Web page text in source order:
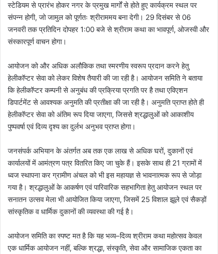
स्टेडियम से प्रारंभ होकर नगर के प्रमुख मार्गों से होते हुए कार्यक्रम स्थल पर
संपन्न होगी, जो जामुल को पूर्णतः श्रीराममय बना देगी। 29 दिसंबर से 06
जनवरी तक प्रतिदिन दोपहर 1:00 बजे से श्रीराम कथा का भावपूर्ण, ओजस्वी और
संस्कारपूर्ण वाचन होगा।
आयोजन को और अधिक अलौकिक तथा स्मरणीय स्वरूप प्रदान करने हेतु
हेलीकॉप्टर सेवा को लेकर विशेष तैयारी की जा रही है। आयोजन समिति ने बताया
कि हेलीकॉप्टर कम्पनी से अनुबंध की प्रक्रिया प्रगति पर है तथा एविएशन
डिपार्टमेंट से आवश्यक अनुमति की प्रतीक्षा की जा रही है। अनुमति प्राप्त होते ही
हेलीकॉप्टर सेवा को अंतिम रूप दिया जाएगा, जिससे श्रद्धालुओं को आकाशीय
पुष्पवर्षा एवं दिव्य दृश्य का दुर्लभ अनुभव प्राप्त होगा।
जनसंपर्क अभियान के अंतर्गत अब तक एक लाख से अधिक घरों, दुकानों एवं
कार्यालयों में आमंत्रण पत्र वितरित किए जा चुके हैं। इसके साथ ही 21 ग्रामों में
ध्वज स्थापना कर ग्रामीण अंचल को भी इस महायज्ञ से भावनात्मक रूप से जोड़ा
गया है। श्रद्धालुओं के आकर्षण एवं पारिवारिक सहभागिता हेतु आयोजन स्थल पर
सनातन उत्सव मेला भी आयोजित किया जाएगा, जिसमें 25 विशाल झूले एवं सैकड़ों
सांस्कृतिक व धार्मिक दुकानों की व्यवस्था की गई है।
आयोजन समिति का स्पष्ट मत है कि यह भव्य–दिव्य श्रीराम कथा महोत्सव केवल
एक धार्मिक आयोजन नहीं, बल्कि श्रद्धा, संस्कृति, सेवा और सामाजिक एकता का